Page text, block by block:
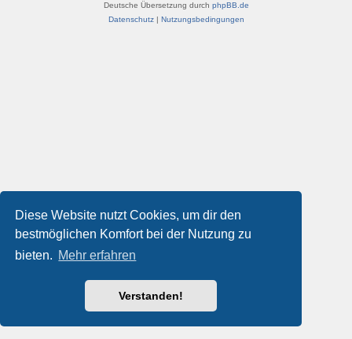
Diese Website nutzt Cookies, um dir den
bestmöglichen Komfort bei der Nutzung zu
bieten. Mehr erfahren
Verstanden!
Deutsche Übersetzung durch phpBB.de
Datenschutz| Nutzungsbedingungen